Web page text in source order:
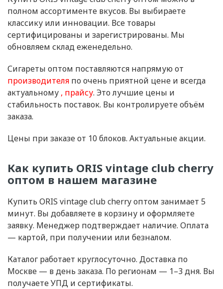
полном ассортименте вкусов. Вы выбираете
классику или инновации. Все товары
сертифицированы и зарегистрированы. Мы
обновляем склад еженедельно.
Сигареты оптом поставляются напрямую от
производителя по очень приятной цене и всегда
актуальному прайсу. Это лучшие цены и
стабильность поставок. Вы контролируете объём
заказа.
Цены при заказе от 10 блоков. Актуальные акции.
Как купить ORIS vintage club cherry
оптом в нашем магазине
Купить ORIS vintage club cherry оптом занимает 5
минут. Вы добавляете в корзину и оформляете
заявку. Менеджер подтверждает наличие. Оплата
— картой, при получении или безналом.
Каталог работает круглосуточно. Доставка по
Москве — в день заказа. По регионам — 1–3 дня. Вы
получаете УПД и сертификаты.